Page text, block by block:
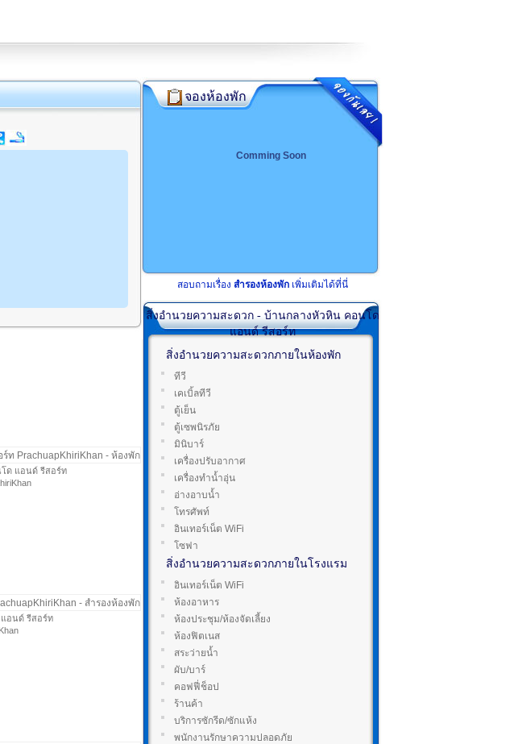
ด แอนด์ รีสอร์ท
อนด์ รีสอร์ท
จองห้องพัก
Comming Soon
สอบถามเรื่อง สำรองห้องพัก เพิ่มเติมได้ที่นี่
สิ่งอำนวยความสะดวก - บ้านกลางหัวหิน คอนโด
แอนด์ รีสอร์ท
สิ่งอำนวยความสะดวกภายในห้องพัก
ทีวี
เคเบิ้ลทีวี
ตู้เย็น
ตู้เซพนิรภัย
มินิบาร์
เครื่องปรับอากาศ
เครื่องทำน้ำอุ่น
อ่างอาบน้ำ
โทรศัพท์
อินเทอร์เน็ต WiFi
โซฟา
สิ่งอำนวยความสะดวกภายในโรงแรม
อินเทอร์เน็ต WiFi
ห้องอาหาร
ห้องประชุม/ห้องจัดเลี้ยง
ห้องฟิตเนส
สระว่ายน้ำ
ผับ/บาร์
คอฟฟี่ช็อป
ร้านค้า
บริการซักรีด/ซักแห้ง
พนักงานรักษาความปลอดภัย